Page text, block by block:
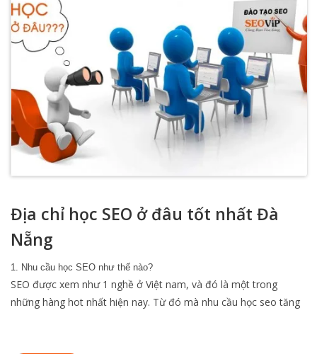
Địa chỉ học SEO ở đâu tốt nhất Đà
Nẵng
1. Nhu cầu học SEO như thế nào?
SEO được xem như 1 nghề ở Việt nam, và đó là một trong
những hàng hot nhất hiện nay. Từ đó mà nhu cầu học seo tăng